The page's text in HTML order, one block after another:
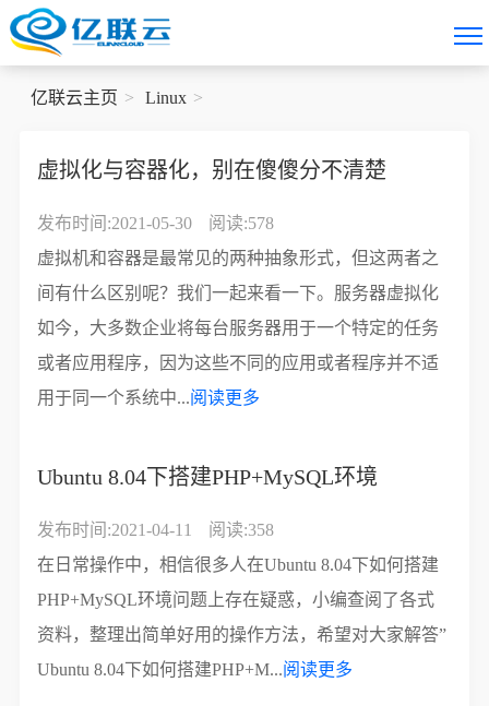
亿联云主页 Linux
虚拟化与容器化，别在傻傻分不清楚
发布时间:2021-05-30
阅读:578
虚拟机和容器是最常见的两种抽象形式，但这两者之
间有什么区别呢？我们一起来看一下。服务器虚拟化
如今，大多数企业将每台服务器用于一个特定的任务
或者应用程序，因为这些不同的应用或者程序并不适
用于同一个系统中...阅读更多
Ubuntu 8.04下搭建PHP+MySQL环境
发布时间:2021-04-11
阅读:358
在日常操作中，相信很多人在Ubuntu 8.04下如何搭建
PHP+MySQL环境问题上存在疑惑，小编查阅了各式
资料，整理出简单好用的操作方法，希望对大家解答”
Ubuntu 8.04下如何搭建PHP+M...阅读更多